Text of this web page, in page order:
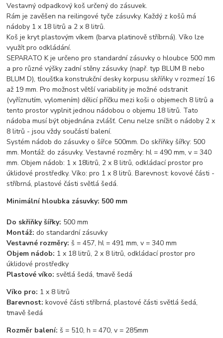
Vestavný odpadkový koš určený do zásuvek.
Rám je zavěšen na reilingové tyče zásuvky. Každý z košů má
nádoby 1 x 18 litrů a 2 x 8 litrů.
Koš je kryt plastovým víkem (barva platinově stříbrná). Víko lze
využít pro odkládání.
SEPARATO K je určeno pro standardní zásuvky o hloubce 500 mm
a pro různé výšky zadní stěny zásuvky (např. typ BLUM B nebo
BLUM D), tloušťka konstrukční desky korpusu skříňky v rozmezí 16
až 19 mm. Pro možnost větší variability je možné odstranit
(vyříznutím, vylomením) dělicí příčku mezi koši o objemech 8 litrů a
tento prostor vyplnit jednou nádobou o objemu 18 litrů. Tato
nádoba musí být objednána zvlášť. Cenu nelze snížit o nádoby 2 x
8 litrů - jsou vždy součástí balení.
Systém nádob do zásuvky o šířce 500mm. Do skříňky šířky: 500
mm. Montáž: do zásuvky. Vestavné rozměry: hl = 490 mm, v = 340
mm. Objem nádob: 1 x 18litrů, 2 x 8 litrů, odkládací prostor pro
úklidové prostředky. Víko: pro 1 x 8 litrů. Barevnost: kovové části -
stříbrná, plastové části světlá šedá.
Minimální hloubka zásuvky: 500 mm
Do skříňky šířky: 500 mm
Montáž: do standardní zásuvky
Vestavné rozměry: š = 457, hl = 491 mm, v = 340 mm
Objem nádob: 1 x 18 litrů, 2 x 8 litrů, odkládací prostor pro
úklidové prostředky
Plastové víko: světlá šedá, tmavě šedá
Víko pro: 1 x 8 litrů
Barevnost:kovové části stříbrná, plastové části světlá šedá,
tmavě šedá
Rozměr balení: š = 510, h = 470, v = 285mm